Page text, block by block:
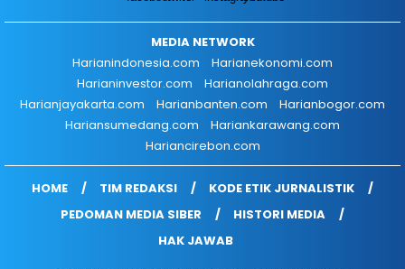
MEDIA NETWORK
Harianindonesia.com
Harianekonomi.com
Harianinvestor.com
Harianolahraga.com
Harianjayakarta.com
Harianbanten.com
Harianbogor.com
Hariansumedang.com
Hariankarawang.com
Hariancirebon.com
HOME TIM REDAKSI
KODE ETIK JURNALISTIK
PEDOMAN MEDIA SIBER
HISTORI MEDIA
HAK JAWAB